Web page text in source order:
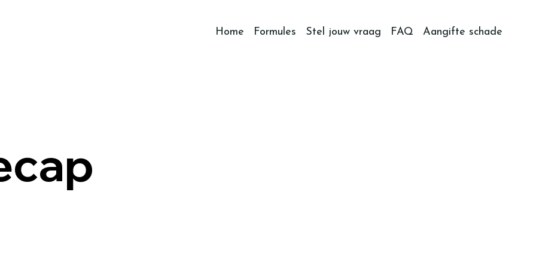
Home Formules Stel jouw vraag FAQ Aangifte schade